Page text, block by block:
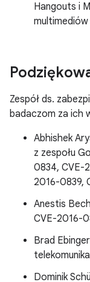
Hangouts i
Zespół ds.
badaczom za ich
Abhishek
z zespołu
0834, CVE-
2016-0839,
Anestis
CVE-2016-
Brad
Dominik